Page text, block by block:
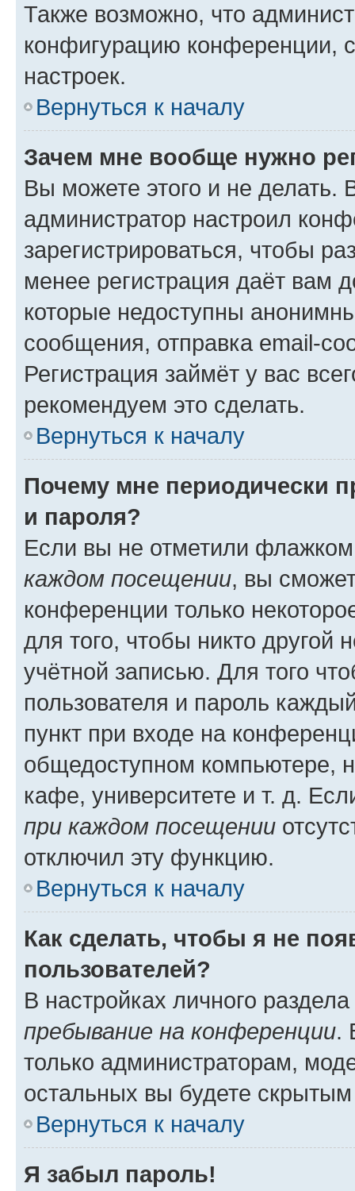
Также возможно, что
конфигурацию конференции,
настроек.
Вернуться к началу
Зачем мне вообще нужно
Вы можете этого и не делать.
администратор настроил
зарегистрироваться, чтобы
менее регистрация даёт вам
которые недоступны
сообщения, отправка email-
Регистрация займёт у вас
рекомендуем это сделать.
Вернуться к началу
Почему мне периодически
и пароля?
Если вы не отметили
каждом посещении, вы
конференции только
для того, чтобы никто другой
учётной записью. Для того
пользователя и пароль
пункт при входе на
общедоступном компьютере,
кафе, университете и т. д.
при каждом посещении
отключил эту функцию.
Вернуться к началу
Как сделать, чтобы я не
пользователей?
В настройках личного
пребывание на конференции.
только администраторам,
остальных вы будете
Вернуться к началу
Я забыл пароль!